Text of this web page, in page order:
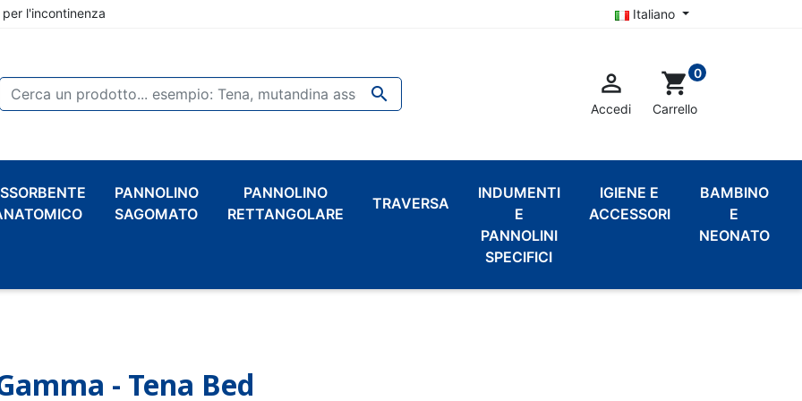
l'incontinenza Italiano
 
Accedi
shopping_cart 0
Carrello
PANNOLINO
SAGOMATO
PANNOLINO
RETTANGOLARE
TRAVERSA
INDUMENTI
E
PANNOLINI
SPECIFICI
IGIENE E
ACCESSORI
BAMBINO
E
NEONATO
- Tena Bed